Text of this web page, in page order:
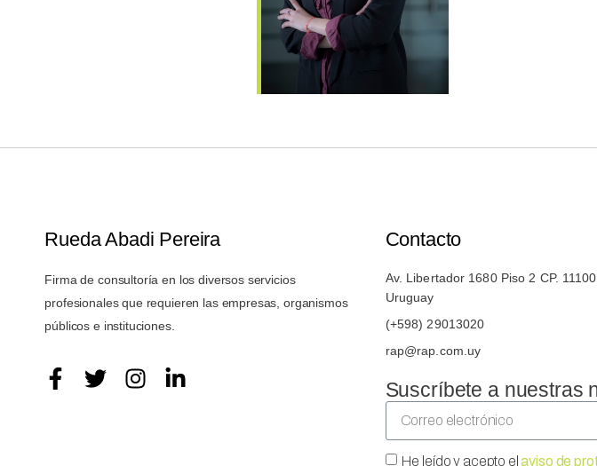
Rueda Abadi Pereira
Firma de consultoría en los diversos servicios
profesionales que requieren las empresas, organismos
públicos e instituciones.
Contacto
Av. Libertador 1680 Piso 2 CP.
Uruguay
(+598) 29013020
rap@rap.com.uy
Suscríbete a nuestras
He leído y acepto elaviso de